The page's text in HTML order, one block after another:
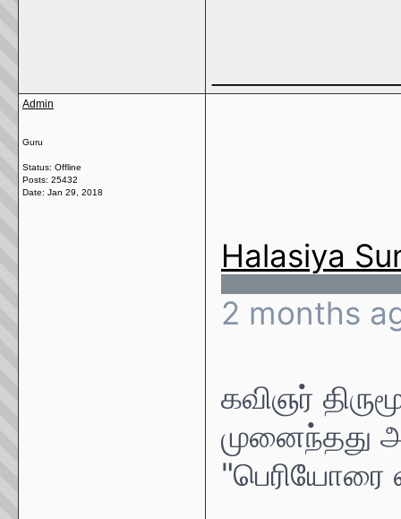
Admin
Guru
Status: Offline
Posts: 25432
Date: Jan 29, 2018
Halasiya
2 months
கவிஞர்
முனைந்தது
"பெரியோரை